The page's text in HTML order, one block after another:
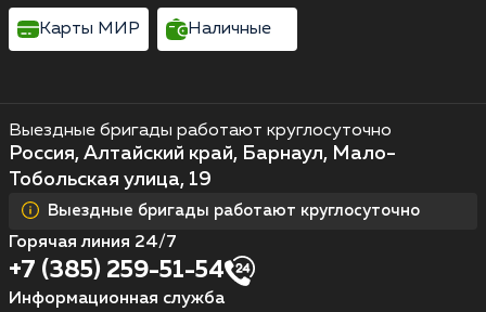
Выездные бригады работают круглосуточно
Россия, Алтайский край, Барнаул, Мало-
Тобольская улица, 19
Выездные бригады работают круглосуточно
Горячая линия 24/7
+7 (385) 259-51-54
Информационная служба
Карты МИР Наличные